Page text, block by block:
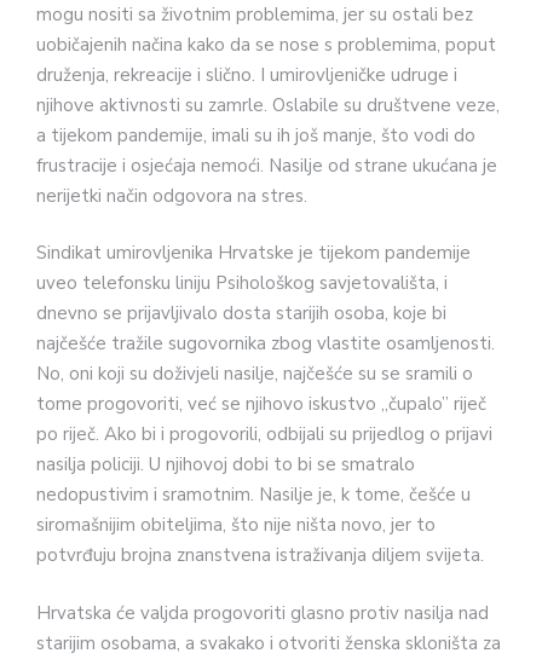
mogu nositi sa životnim problemima, jer su ostali bez
uobiča­jenih načina kako da se nose s problemima, poput
druženja, rekreacije i slično. I umirovljeničke udruge i
njihove aktivnosti su zamrle. Oslabile su društvene veze,
a tijekom pandemije, imali su ih još manje, što vodi do
frustracije i osjećaja nemoći. Nasilje od strane ukućana je
nerijetki način odgovora na stres.
Sindikat umirovljenika Hrvatske je tijekom pandemije
uveo telefonsku liniju Psihološkog savjetovališta, i
dnevno se prijavljivalo dosta starijih osoba, koje bi
najčešće tražile sugovornika zbog vlastite osamljenosti.
No, oni koji su doži­vjeli nasilje, najčešće su se sramili o
tome progovoriti, već se njihovo iskustvo „čupalo” riječ
po riječ. Ako bi i progovorili, odbijali su prijedlog o prijavi
nasilja policiji. U njihovoj dobi to bi se smatralo
nedopustivim i sramotnim. Nasilje je, k tome, češće u
siromašnijim obiteljima, što nije ništa novo, jer to
potvrđuju brojna znanstvena istraživanja diljem svijeta.
Hrvatska će valjda progovoriti glasno protiv nasilja nad
starijim osobama, a svakako i otvoriti ženska skloništa za